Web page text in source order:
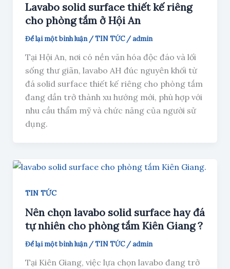
Lavabo solid surface thiết kế riêng
cho phòng tắm ở Hội An
Để lại một bình luận /TIN TỨC/admin
Tại Hội An, nơi có nền văn hóa độc đáo và lối
sống thư giãn, lavabo AH đúc nguyên khối từ
đá solid surface thiết kế riêng cho phòng tắm
đang dần trở thành xu hướng mới, phù hợp với
nhu cầu thẩm mỹ và chức năng của người sử
dụng.
TIN TỨC
Nên chọn lavabo solid surface hay đá
tự nhiên cho phòng tắm Kiên Giang ?
Để lại một bình luận /TIN TỨC/admin
Tại Kiên Giang, việc lựa chọn lavabo đang trở